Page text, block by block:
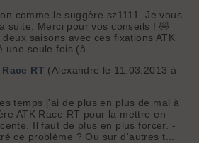
comme le suggère sz1111. Je vous
suite. Merci pour vos conseils ! 🤣
saisons avec ces fixations ATK
une seule fois (à...
RT (Alexandre le 11.03.2013 à
temps j'ai de plus en plus de mal à
ATK Race RT pour la mettre en
Il faut de plus en plus forcer. -
ce problème ? Ou sur d'autres t...